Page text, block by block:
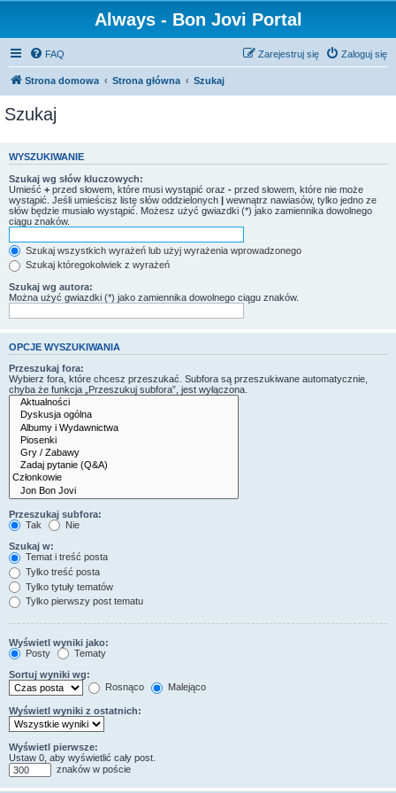
Always - Bon Jovi Portal
FAQ Zaloguj się
Zarejestruj się
Strona domowa Strona główna Szukaj
Szukaj
WYSZUKIWANIE
Szukaj wg słów kluczowych:
Umieść + przed słowem, które musi wystąpić oraz - przed słowem, które nie może
wystąpić. Jeśli umieścisz listę słów oddzielonych | wewnątrz nawiasów, tylko jedno ze
słów będzie musiało wystąpić. Możesz użyć gwiazdki (*) jako zamiennika dowolnego
ciągu znaków.
Szukaj wszystkich wyrażeń lub użyj wyrażenia wprowadzonego
Szukaj któregokolwiek z wyrażeń
Szukaj wg autora:
Można użyć gwiazdki (*) jako zamiennika dowolnego ciągu znaków.
OPCJE WYSZUKIWANIA
Przeszukaj fora:
Wybierz fora, które chcesz przeszukać. Subfora są przeszukiwane automatycznie,
chyba że funkcja „Przeszukuj subfora”, jest wyłączona.
Przeszukaj subfora:
Tak
Nie
Szukaj w:
Temat i treść posta
Tylko treść posta
Tylko tytuły tematów
Tylko pierwszy post tematu
Wyświetl wyniki jako:
Posty
Tematy
Sortuj wyniki wg:
Rosnąco
Malejąco
Wyświetl wyniki z ostatnich:
Wyświetl pierwsze:
Ustaw 0, aby wyświetlić cały post.
znaków w poście